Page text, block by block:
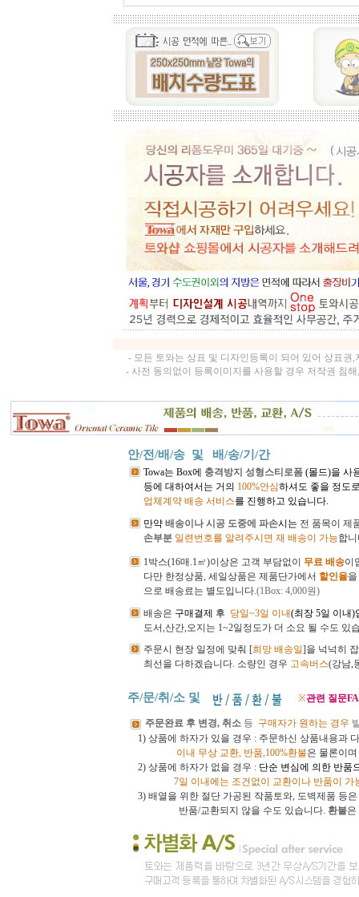
- 모든 토와는 상표 및 디자인등록이 되어 있어 상표
- 사전 동의없이 등록이미지를 사용할 경우 저작권 침
안/전/배/송 및 배/송/기/간
Towa는 Box에 충격방지 성형스티로폼 (몰드)을 사
등에 대하여서는 거의 100%안심하셔도 좋을 정도
업체계약 배송 서비스를 진행하고 있습니다.
만약 배송이나 시공 도중에 파손시는 전 품목이 제
손부분 일련번호를 알려주시면 재 배송이 가능합
1박스(16매.1㎡)이상은 고객 부담없이 무료 배송이
다만 한정상품, 세일상품은 제품단가에서 할인율을
으로 배송료는 별도입니다.(1Box: 4,000원)
배송은 구매결제 후 당일~3일 이내(최장 5일 이내)
도서,산간,오지는 1~2일정도가 더 소요 될 수도 있
주문시 현장 일정에 맞춰 [희망 배송일]을 넉넉히
최선을 다하겠습니다. 소량인 경우 고속버스(강남,
주/문/취/소 및 ※관련 질문
주문완료 후 변경, 취소등 구매자가 원하는 경우
1) 상품에 하자가 있을 경우 : 주문하신 상품내용과
이내 무상 교환, 반품,100%환불은 물론이며
2) 상품에 하자가 없을 경우 : 단순 변심에 의한 반품
7일 이내에는 조건없이 교환이나 반품이 가
3) 배열을 위한 절단 가공된 작품토와, 도벽제품 등
반품/교환되지 않을 수도 있습니다. 환불은